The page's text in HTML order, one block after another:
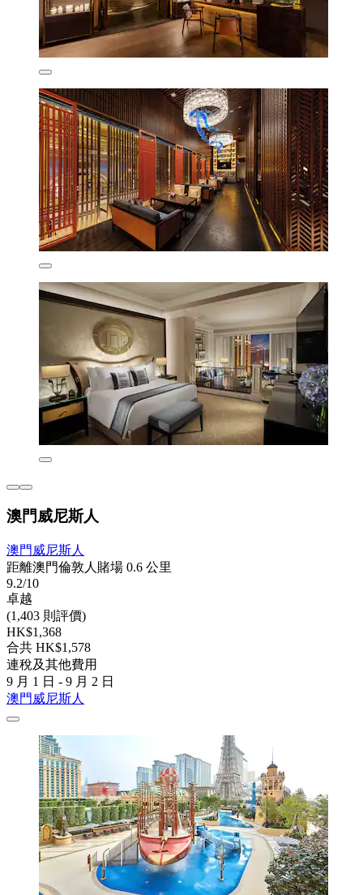
澳門威尼斯人
澳門威尼斯人
距離澳門倫敦人賭場 0.6 公里
9.2/10
卓越
(1,403 則評價)
HK$1,368
合共 HK$1,578
連稅及其他費用
9 月 1 日 - 9 月 2 日
澳門威尼斯人